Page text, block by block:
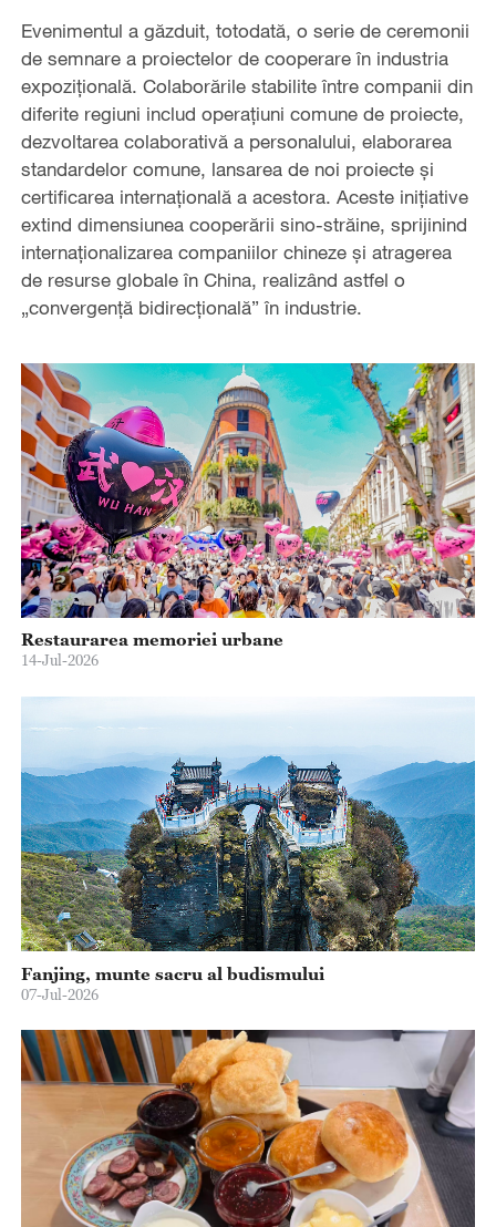
Evenimentul a găzduit, totodată, o serie de ceremonii
de semnare a proiectelor de cooperare în industria
expozițională. Colaborările stabilite între companii din
diferite regiuni includ operațiuni comune de proiecte,
dezvoltarea colaborativă a personalului, elaborarea
standardelor comune, lansarea de noi proiecte și
certificarea internațională a acestora. Aceste inițiative
extind dimensiunea cooperării sino-străine, sprijinind
internaționalizarea companiilor chineze și atragerea
de resurse globale în China, realizând astfel o
„convergență bidirecțională” în industrie.
Restaurarea memoriei urbane
14-Jul-2026
Fanjing, munte sacru al budismului
07-Jul-2026